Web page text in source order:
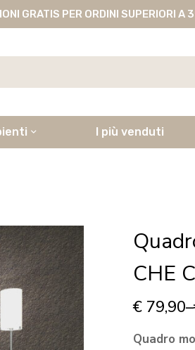
GRATIS PER ORDINI SUPERIORI A
I più venduti
CHE
€ 79,90–
Quadro